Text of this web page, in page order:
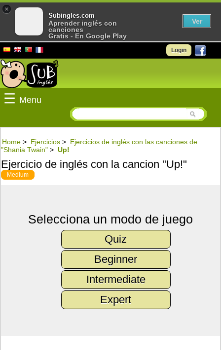
Login
☰ Menu
Home > Ejercicios > Ejercicios de inglés con las canciones de
"Shania Twain" > Up!
Ejercicio de inglés con la cancion "Up!"
Medium
Selecciona un modo de juego
Quiz
Beginner
Intermediate
Expert
×
Subingles.com
Aprender inglés con
canciones
Gratis - En Google Play
Ver